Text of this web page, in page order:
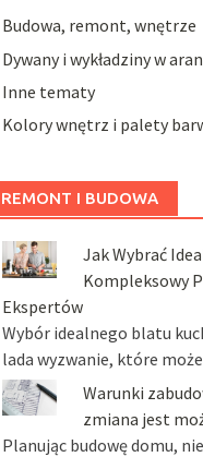
Budowa, remont, wnętrze
Dywany i wykładziny w
Inne tematy
Kolory wnętrz i palety
REMONT I BUDOWA
Jak Wybrać
Kompleksowy
Ekspertów
Wybór idealnego blatu
lada wyzwanie, które
Warunki
zmiana jest
Planując budowę domu,